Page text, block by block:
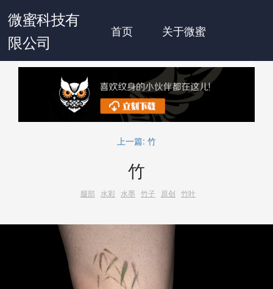
微蜜科技有
限公司
首页 关于微蜜
上一篇: 竹
竹
腿部 水彩 水墨 竹子 原创 竹叶